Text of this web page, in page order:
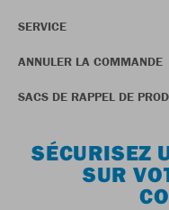
SERVICE
ANNULER LA COMMANDE
SACS DE RAPPEL DE
SÉCURISEZ
SUR